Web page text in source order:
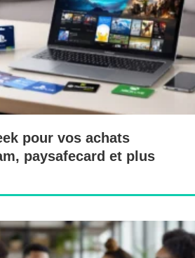
pour vos achats
paysafecard et plus